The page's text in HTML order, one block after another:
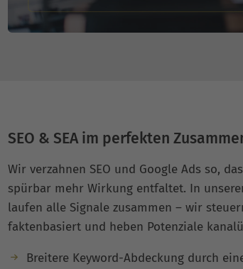
SEO & SEA im perfekten
Wir verzahnen SEO und Google Ads so,
spürbar mehr Wirkung entfaltet. In
laufen alle Signale zusammen – wir
faktenbasiert und heben Potenziale
Breitere Keyword-Abdeckung durch